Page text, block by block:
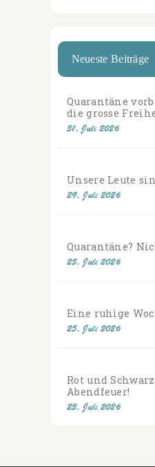
Neueste Beiträge
Quarantäne
die grosse
31. Juli 2026
Unsere Leute
29. Juli 2026
Quarantäne?
25. Juli 2026
Eine ruhige
25. Juli 2026
Rot und
Abendfeuer!
23. Juli 2026